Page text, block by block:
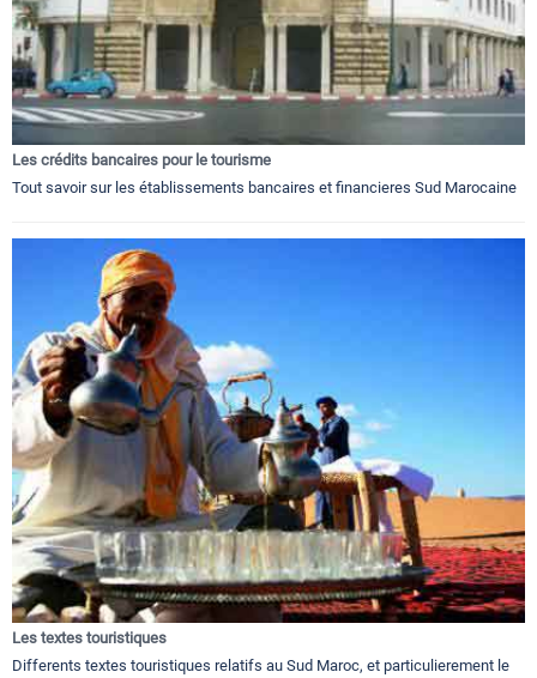
Les crédits bancaires pour le tourisme
Tout savoir sur les établissements bancaires et financieres Sud Marocaine
Les textes touristiques
Differents textes touristiques relatifs au Sud Maroc, et particulierement le